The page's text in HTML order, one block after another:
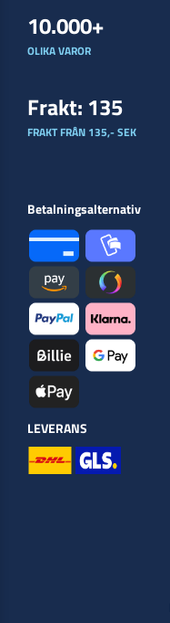
10.000+
OLIKA VAROR
Frakt: 135
FRAKT FRÅN 135,- SEK
Betalningsalternativ
LEVERANS